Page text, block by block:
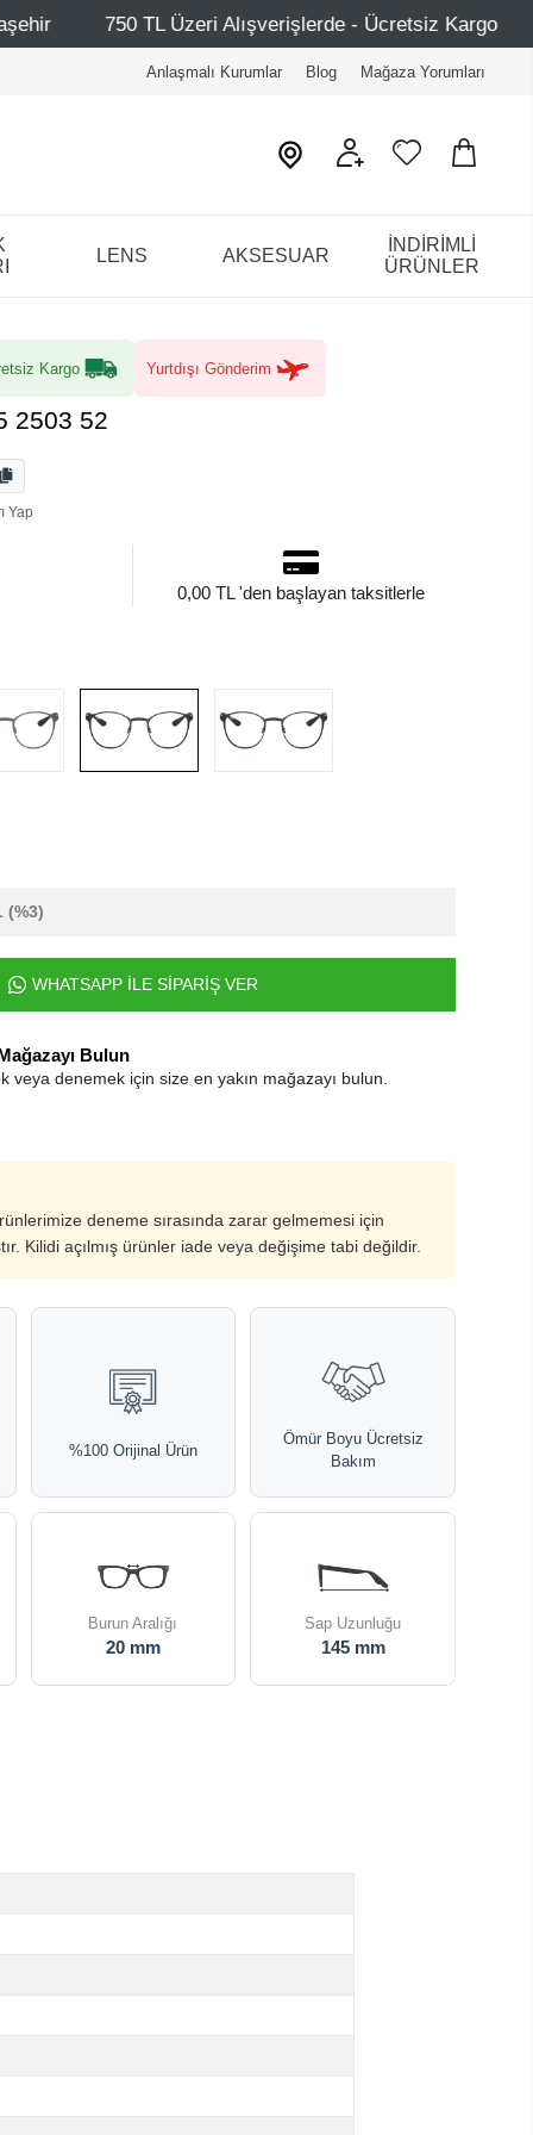
Üzeri Alışverişlerde - Ücretsiz Kargo
Anlaşmalı Kurumlar Blog Mağaza Yorumları
LENS AKSESUAR
İNDİRİMLİ
ÜRÜNLER
Kargo Yurtdışı Gönderim
2503 52
Yap
0,00 TL 'den başlayan taksitlerle
(%3)
WHATSAPP İLE SİPARİŞ VER
Bulun
veya denemek için size en yakın mağazayı bulun.
deneme sırasında zarar gelmemesi için
Kilidi açılmış ürünler iade veya değişime tabi değildir.
%100 Orijinal Ürün
Ömür Boyu Ücretsiz
Bakım
Burun Aralığı
20 mm
Sap Uzunluğu
145 mm